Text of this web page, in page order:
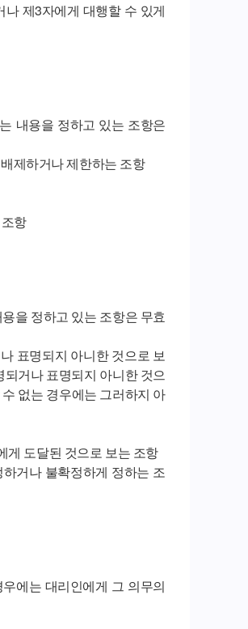
제3자에게 대행할 수 있게
내용을 정하고 있는 조항은
제하거나 제한하는 조항
항
을 정하고 있는 조항은 무효
표명되지 아니한 것으로 보
거나 표명되지 아니한 것으
없는 경우에는 그러하지 아
게 도달된 것으로 보는 조항
거나 불확정하게 정하는 조
에는 대리인에게 그 의무의